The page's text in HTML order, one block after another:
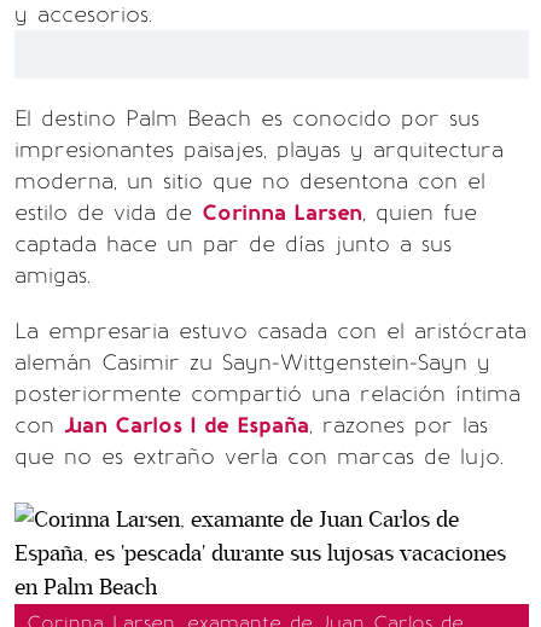
y accesorios.
El destino Palm Beach es conocido por sus
impresionantes paisajes, playas y arquitectura
moderna, un sitio que no desentona con el
estilo de vida de Corinna Larsen, quien fue
captada hace un par de días junto a sus
amigas.
La empresaria estuvo casada con el aristócrata
alemán Casimir zu Sayn-Wittgenstein-Sayn y
posteriormente compartió una relación íntima
con Juan Carlos I de España, razones por las
que no es extraño verla con marcas de lujo.